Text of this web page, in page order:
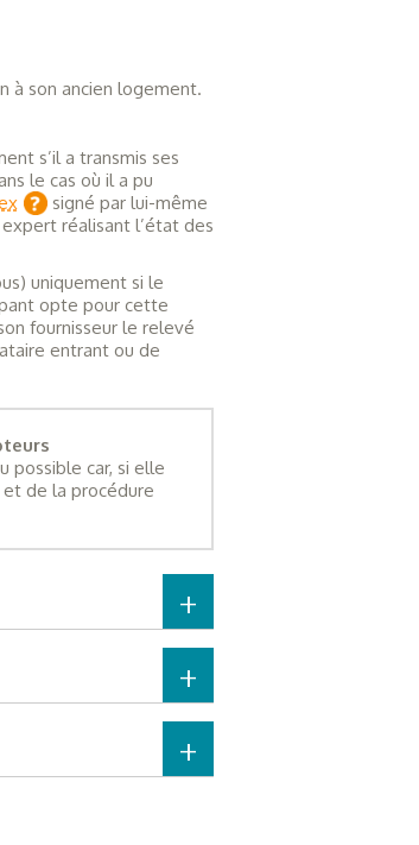
à son ancien logement.
s’il a transmis ses
le cas où il a pu
signé par lui-même
réalisant l’état des
uniquement si le
opte pour cette
fournisseur le relevé
entrant ou de
possible car, si elle
de la procédure